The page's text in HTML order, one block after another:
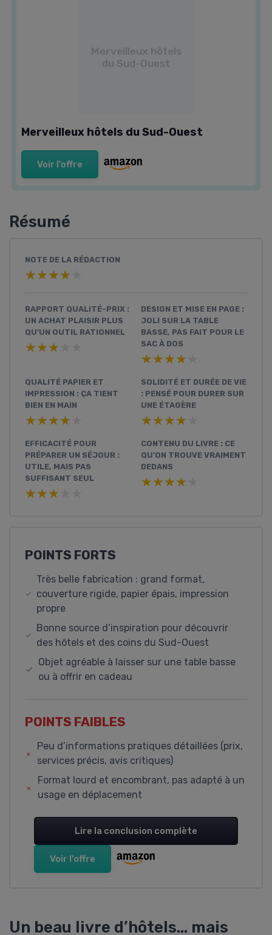
Merveilleux hôtels
du Sud-Ouest
Merveilleux hôtels du Sud-Ouest
Voir l'offre
Résumé
NOTE DE LA RÉDACTION
★★★★★
★★★★★
RAPPORT QUALITÉ-PRIX :
UN ACHAT PLAISIR PLUS
QU’UN OUTIL RATIONNEL
★★★★★
★★★★★
DESIGN ET MISE EN PAGE :
JOLI SUR LA TABLE
BASSE, PAS FAIT POUR LE
SAC À DOS
★★★★★
★★★★★
QUALITÉ PAPIER ET
IMPRESSION : ÇA TIENT
BIEN EN MAIN
★★★★★
★★★★★
SOLIDITÉ ET DURÉE DE VIE
: PENSÉ POUR DURER SUR
UNE ÉTAGÈRE
★★★★★
★★★★★
EFFICACITÉ POUR
PRÉPARER UN SÉJOUR :
UTILE, MAIS PAS
SUFFISANT SEUL
★★★★★
★★★★★
CONTENU DU LIVRE : CE
QU’ON TROUVE VRAIMENT
DEDANS
★★★★★
★★★★★
POINTS FORTS
Très belle fabrication : grand format,
couverture rigide, papier épais, impression
propre
Bonne source d’inspiration pour découvrir
des hôtels et des coins du Sud-Ouest
Objet agréable à laisser sur une table basse
ou à offrir en cadeau
POINTS FAIBLES
Peu d’informations pratiques détaillées (prix,
services précis, avis critiques)
Format lourd et encombrant, pas adapté à un
usage en déplacement
Lire la conclusion complète
Voir l'offre
Un beau livre d’hôtels… mais